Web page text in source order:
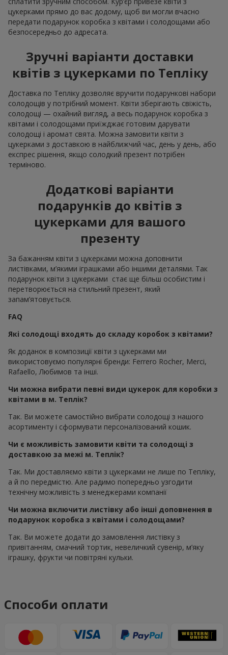
цукерками прямо до вас додому, щоб ви могли вчасно
передати подарунок коробка з квітами і солодощами або
безпосередньо до адресата.
Зручні варіанти доставки
квітів з цукерками по Тепліку
Доставка по Тепліку дозволяє вручити подарункові набори
солодощів у потрібний момент. Квіти зберігають свіжість,
солодощі — охайний вигляд, а весь подарунок коробка з
квітами і солодощами приїжджає готовим дарувати
солодощі і аромат свята. Можна замовити квіти з
цукерками з доставкою в найближчий час, день у день, або
експрес рішення, якщо солодкий презент потрібен
терміново.
Додаткові варіанти
подарунків до квітів з
цукерками для вашого
презенту
За бажанням квіти з цукерками можна доповнити
листівками, м’якими іграшками або іншими деталями. Так
подарунок квіти з цукерками стає ще більш особистим і
перетворюється на стильний презент, який
запам’ятовується.
FAQ
Які солодощі входять до складу коробок з квітами?
Як доданок в композиції квіти з цукерками ми
використовуємо популярні бренди: Ferrero Rocher, Merci,
Rafaello, Любимов та інші.
Чи можна вибрати певні види цукерок для коробки з
квітами в м. Теплік?
Так. Ви можете самостійно вибрати солодощі з нашого
асортименту і сформувати персоналізований кошик.
Чи є можливість замовити квіти та солодощі з
доставкою за межі м. Теплік?
Так. Ми доставляємо квіти з цукерками не лише по Тепліку,
а й по передмістю. Але радимо попередньо узгодити
технічну можливість з менеджерами компанії
Чи можна включити листівку або інші доповнення в
подарунок коробка з квітами і солодощами?
Так. Ви можете додати до замовлення листівку з
привітанням, смачний тортик, невеличкий сувенір, м’яку
іграшку, фрукти чи повітряні кульки.
Способи оплати